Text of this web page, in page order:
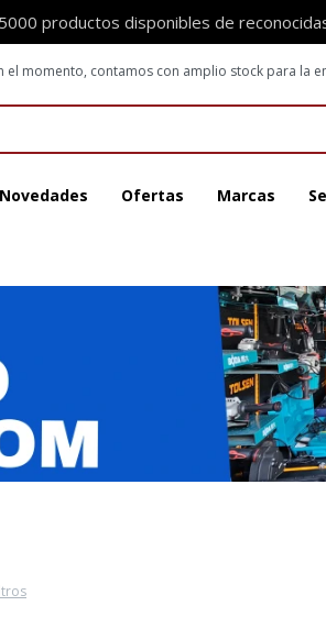
productos disponibles de
Novedades Ofertas Marcas
el momento, contamos con amplio stock para